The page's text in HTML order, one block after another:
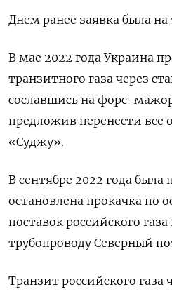
Днем ранее заявка была
В мае 2022 года Украина
транзитного газа через
сославшись на форс-
предложив перенести все
«Суджу».
В сентябре 2022 года была
остановлена прокачка по
поставок российского
трубопроводу Северный
Транзит российского газа